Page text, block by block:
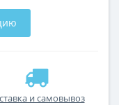
и самовывоз